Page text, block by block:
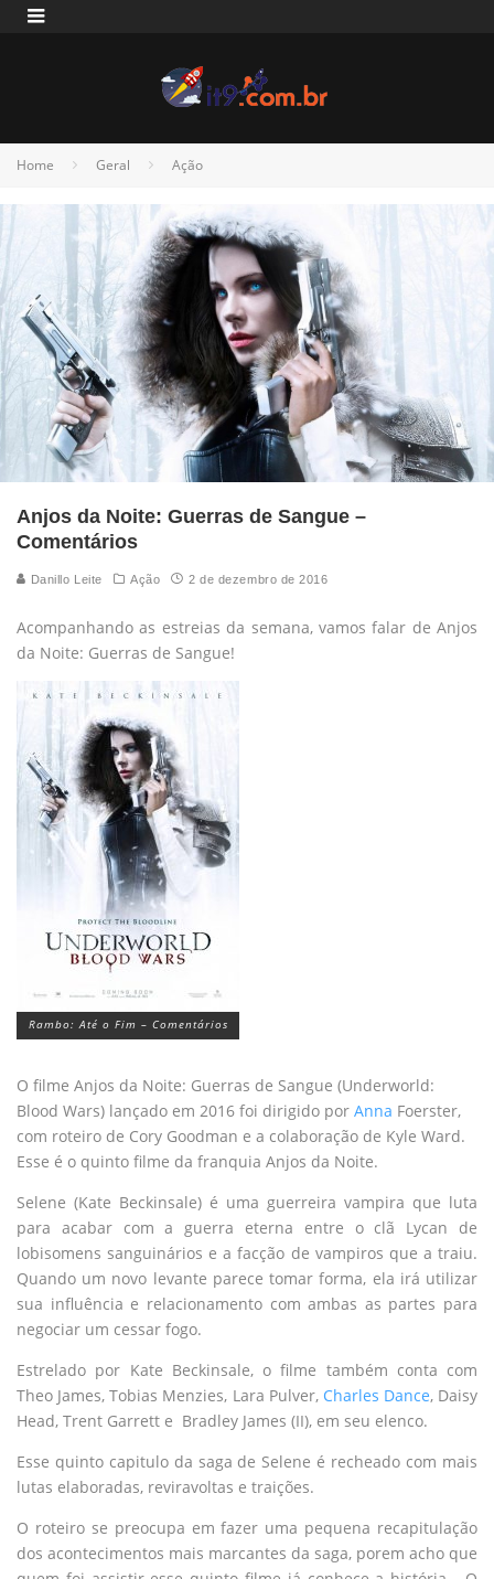
Home Geral Ação
Anjos da Noite: Guerras de Sangue –
Comentários
Danillo Leite Ação 2 de dezembro de 2016
Acompanhando as estreias da semana, vamos falar de Anjos
da Noite: Guerras de Sangue!
Rambo: Até o Fim – Comentários
O filme Anjos da Noite: Guerras de Sangue (Underworld:
Blood Wars) lançado em 2016 foi dirigido por Anna Foerster,
com roteiro de Cory Goodman e a colaboração de Kyle Ward.
Esse é o quinto filme da franquia Anjos da Noite.
Selene (Kate Beckinsale) é uma guerreira vampira que luta
para acabar com a guerra eterna entre o clã Lycan de
lobisomens sanguinários e a facção de vampiros que a traiu.
Quando um novo levante parece tomar forma, ela irá utilizar
sua influência e relacionamento com ambas as partes para
negociar um cessar fogo.
Estrelado por Kate Beckinsale, o filme também conta com
Theo James, Tobias Menzies, Lara Pulver, Charles Dance, Daisy
Head, Trent Garrett e Bradley James (II), em seu elenco.
Esse quinto capitulo da saga de Selene é recheado com mais
lutas elaboradas, reviravoltas e traições.
O roteiro se preocupa em fazer uma pequena recapitulação
dos acontecimentos mais marcantes da saga, porem acho que